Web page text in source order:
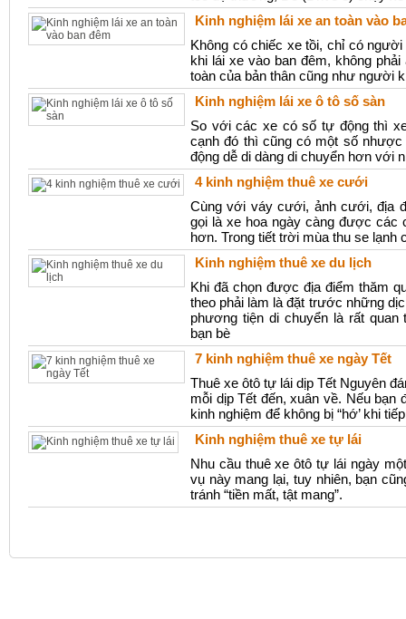
Kinh nghiệm lái xe an toàn vào
Không có chiếc xe tồi, chỉ có
khi lái xe vào ban đêm, không
toàn của bản thân cũng như người
Kinh nghiệm lái xe ô tô số sàn
So với các xe có số tự động thì
cạnh đó thì cũng có một số
động dễ di dàng di chuyển hơn với
4 kinh nghiệm thuê xe cưới
Cùng với váy cưới, ảnh cưới, địa
gọi là xe hoa ngày càng được các
hơn. Trong tiết trời mùa thu se lạnh
Kinh nghiệm thuê xe du lịch
Khi đã chọn được địa điểm thăm
theo phải làm là đặt trước những
phương tiện di chuyển là rất quan
bạn bè
7 kinh nghiệm thuê xe ngày Tết
Thuê xe ôtô tự lái dịp Tết Nguyên
mỗi dịp Tết đến, xuân về. Nếu bạn
kinh nghiệm để không bị “hớ’ khi
Kinh nghiệm thuê xe tự lái
Nhu cầu thuê xe ôtô tự lái ngày
vụ này mang lại, tuy nhiên, bạn
tránh “tiền mất, tật mang”.